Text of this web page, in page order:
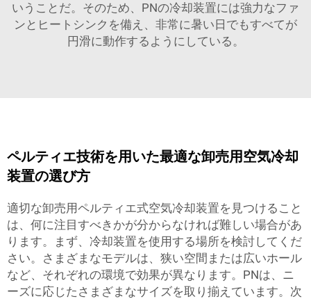
いうことだ。そのため、PNの冷却装置には強力なファ
ンとヒートシンクを備え、非常に暑い日でもすべてが
円滑に動作するようにしている。
ペルティエ技術を用いた最適な卸売用空気冷却
装置の選び方
適切な卸売用ペルティエ式空気冷却装置を見つけること
は、何に注目すべきかが分からなければ難しい場合があ
ります。まず、冷却装置を使用する場所を検討してくだ
さい。さまざまなモデルは、狭い空間または広いホール
など、それぞれの環境で効果が異なります。PNは、ニ
ーズに応じたさまざまなサイズを取り揃えています。次